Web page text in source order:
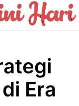
Era